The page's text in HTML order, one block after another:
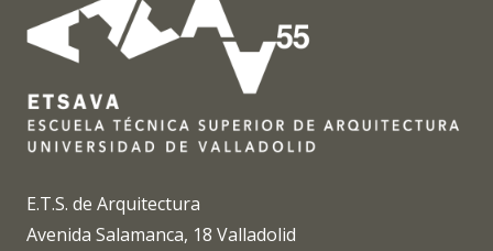
E.T.S. de Arquitectura
Avenida Salamanca, 18 Valladolid